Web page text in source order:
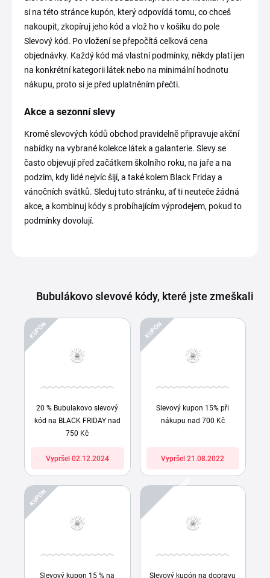
si na této stránce kupón, který odpovídá tomu, co chceš
nakoupit, zkopíruj jeho kód a vlož ho v košíku do pole
Slevový kód. Po vložení se přepočítá celková cena
objednávky. Každý kód má vlastní podmínky, někdy platí jen
na konkrétní kategorii látek nebo na minimální hodnotu
nákupu, proto si je před uplatněním přečti.
Akce a sezonní slevy
Kromě slevových kódů obchod pravidelně připravuje akční
nabídky na vybrané kolekce látek a galanterie. Slevy se
často objevují před začátkem školního roku, na jaře a na
podzim, kdy lidé nejvíc šijí, a také kolem Black Friday a
vánočních svátků. Sleduj tuto stránku, ať ti neuteče žádná
akce, a kombinuj kódy s probíhajícím výprodejem, pokud to
podmínky dovolují.
Bubulákovo slevové kódy, které jste zmeškali
KUPÓN
20 % Bubulakovo slevový
kód na BLACK FRIDAY nad
750 Kč
Vypršel 02.12.2024
KUPÓN
Slevový kupon 15% při
nákupu nad 700 Kč
Vypršel 21.08.2022
KUPÓN
Slevový kupon 15 % na
DOPRAVA ZDARMA
Slevový kupón na dopravu